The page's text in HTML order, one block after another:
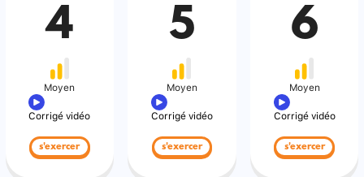
4
Moyen
Corrigé vidéo
s'exercer
5
Moyen
Corrigé vidéo
s'exercer
6
Moyen
Corrigé vidéo
s'exercer